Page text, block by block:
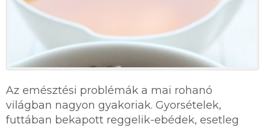
Az emésztési problémák a mai rohanó
világban nagyon gyakoriak. Gyorsételek,
futtában bekapott reggelik-ebédek, esetleg